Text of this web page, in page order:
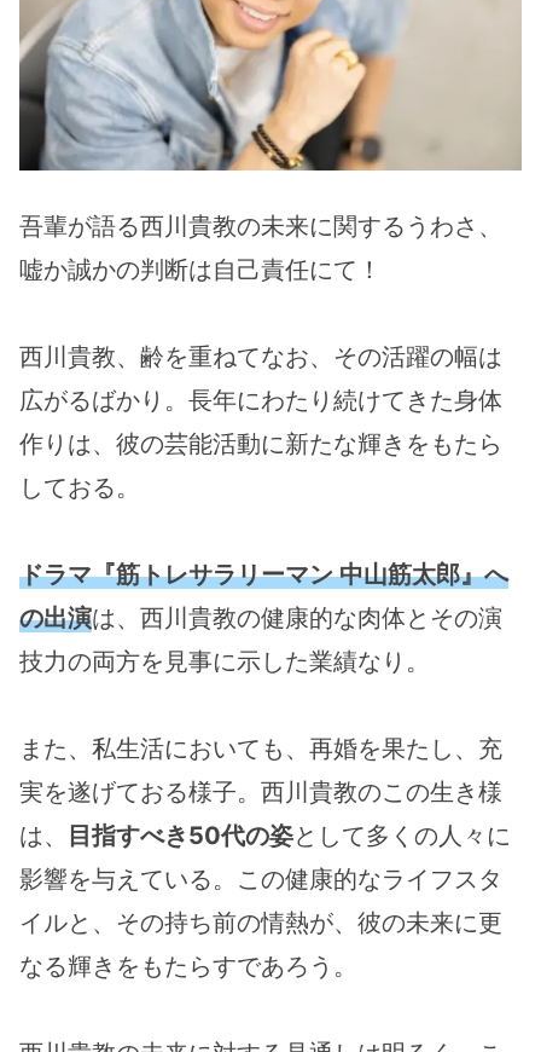
吾輩が語る西川貴教の未来に関するうわさ、
嘘か誠かの判断は自己責任にて！
西川貴教、齢を重ねてなお、その活躍の幅は
広がるばかり。長年にわたり続けてきた身体
作りは、彼の芸能活動に新たな輝きをもたら
しておる。
ドラマ『筋トレサラリーマン 中山筋太郎』へ
の出演は、西川貴教の健康的な肉体とその演
技力の両方を見事に示した業績なり。
また、私生活においても、再婚を果たし、充
実を遂げておる様子。西川貴教のこの生き様
は、
目指すべき50代の姿として多くの人々に
影響を与えている。この健康的なライフスタ
イルと、その持ち前の情熱が、彼の未来に更
なる輝きをもたらすであろう。